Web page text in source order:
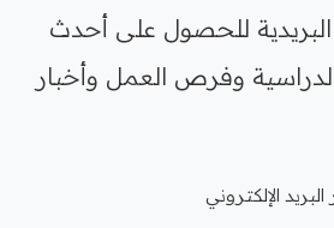
للحصول على أحدث
وفرص العمل وأخبار
الإلكتروني